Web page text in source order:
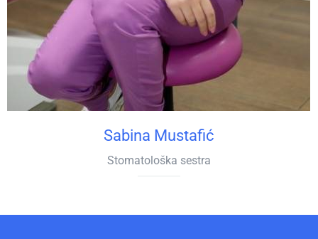
Sabina Mustafić
Stomatološka sestra